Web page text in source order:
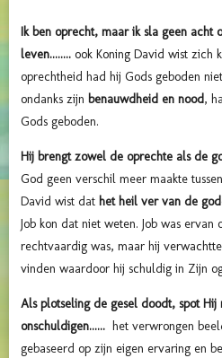
Ik ben oprecht, maar ik sla geen acht
leven........ ook Koning David wist zich
oprechtheid had hij Gods geboden
ondanks zijn benauwdheid en nood,
Gods geboden.
Hij brengt zowel de oprechte als de
God geen verschil meer maakte
David wist dat het heil ver van de
Job kon dat niet weten. Job was
rechtvaardig was, maar hij
vinden waardoor hij schuldig in Zijn
Als plotseling de gesel doodt, spot
onschuldigen...... het verwrongen
gebaseerd op zijn eigen ervaring en